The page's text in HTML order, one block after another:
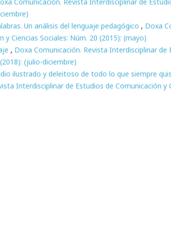
Un análisis del lenguaje pedagógico , Doxa
Ciencias Sociales: Núm. 20 (2015): (mayo)
, Doxa Comunicación. Revista Interdisciplinar de
(julio-diciembre)
ilustrado y deleitoso de todo lo que siempre
Interdisciplinar de Estudios de Comunicación y